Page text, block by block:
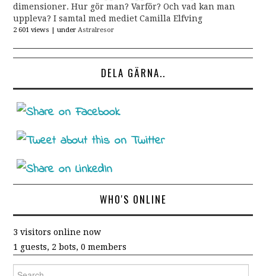
dimensioner. Hur gör man? Varför? Och vad kan man
uppleva? I samtal med mediet Camilla Elfving
2 601 views |under Astralresor
DELA GÄRNA..
WHO'S ONLINE
3 visitors online now
1 guests, 2 bots, 0 members
Search for: